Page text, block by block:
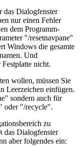
das Dialogfenster
nur einen Fehler
dem Programm-
"/resetnavpane"
Windows die gesamte
Und
nicht.
wollen, müssen Sie
Leerzeichen einfügen.
sondern auch für
oder "/recycle".
zu
das Dialogfenster
aber folgendes ein: